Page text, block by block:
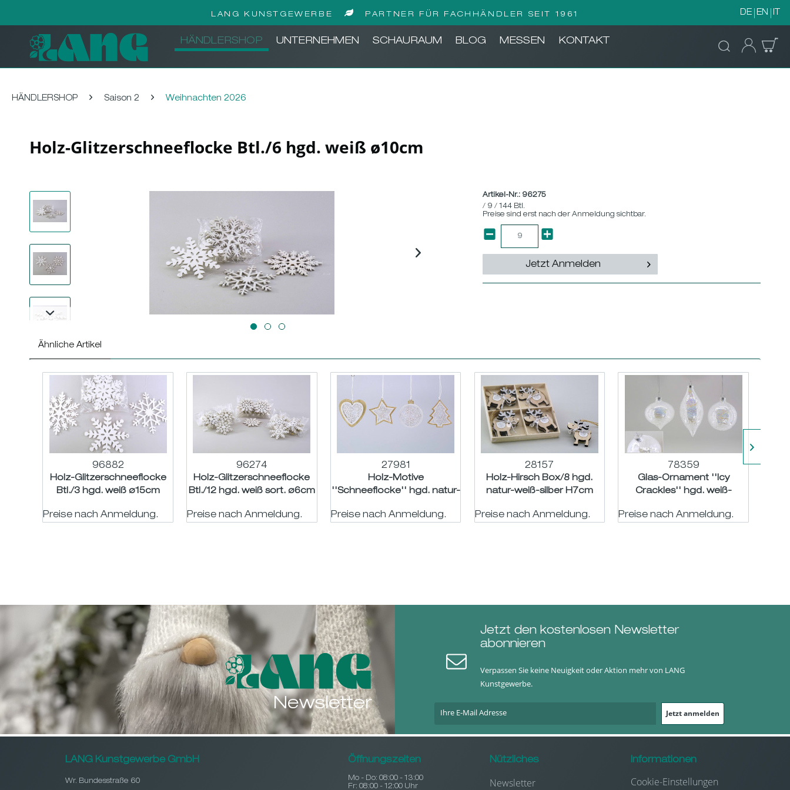
LANG KUNSTGEWERBE PARTNER FÜR FACHHÄNDLER SEIT 1961 DE EN IT
HÄNDLERSHOP UNTERNEHMEN SCHAURAUM BLOG MESSEN KONTAKT
HÄNDLERSHOP Saison 2 Weihnachten 2026
Holz-Glitzerschneeflocke Btl./6 hgd. weiß ø10cm
Artikel-Nr.: 96275
/ 9 / 144 Btl.
Preise sind erst nach der Anmeldung sichtbar.
Jetzt Anmelden
Ähnliche Artikel
96882
Holz-Glitzerschneeflocke
Btl./3 hgd. weiß ø15cm
Preise nach Anmeldung.
96274
Holz-Glitzerschneeflocke
Btl./12 hgd. weiß sort. ø6cm
Preise nach Anmeldung.
27981
Holz-Motive
''Schneeflocke'' hgd. natur-
Preise nach Anmeldung.
28157
Holz-Hirsch Box/8 hgd.
natur-weiß-silber H7cm
Preise nach Anmeldung.
78359
Glas-Ornament ''Icy
Crackles'' hgd. weiß-
Preise nach Anmeldung.
Newsletter
Jetzt den kostenlosen Newsletter
abonnieren
Verpassen Sie keine Neuigkeit oder Aktion mehr von LANG
Kunstgewerbe.
Jetzt anmelden
LANG Kunstgewerbe GmbH
Wr. Bundesstraße 60
Öffnungszeiten
Mo - Do: 08:00 - 13:00
Fr: 08:00 - 12:00 Uhr
Nützliches
Newsletter
Informationen
Cookie-Einstellungen